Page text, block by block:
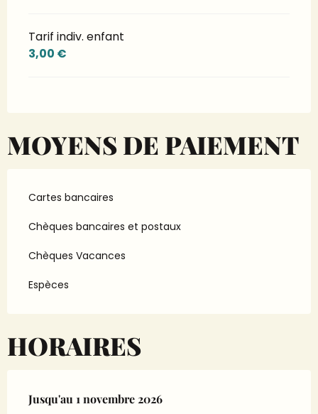
Tarif indiv. enfant
3,00 €
MOYENS DE PAIEMENT
Cartes bancaires
Chèques bancaires et postaux
Chèques Vacances
Espèces
HORAIRES
Du3 avril 2026au1 novembre 2026
Jusqu'au1 novembre 2026